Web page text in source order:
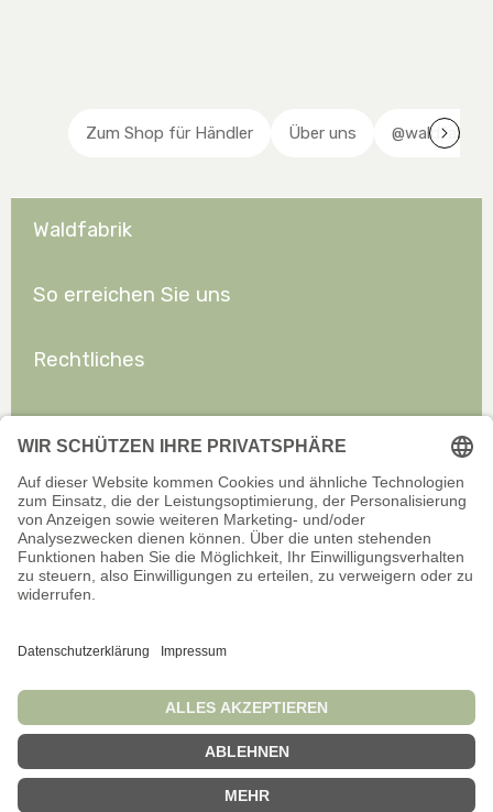
Zum Shop für Händler Über uns @waldfabrik
Waldfabrik
So erreichen Sie uns
Rechtliches
Offizieller Onlineshop für Privatkunden. Alle Preise inkl. gesetzl.
Wir sind stets bemüht, aktuelle und vollständige Informationen auf
Vollständigkeit oder Eignung der Informationen für bestimmte
Verwendungszwecke übernehmen wir jedoch keine Gewähr.